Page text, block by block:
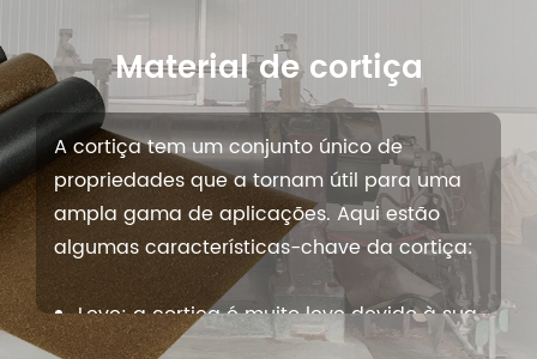
Material de cortiça
A cortiça tem um conjunto único de
propriedades que a tornam útil para uma
ampla gama de aplicações. Aqui estão
algumas características-chave da cortiça:
Leve: a cortiça é muito leve devido à sua
estrutura celular, que é composta de